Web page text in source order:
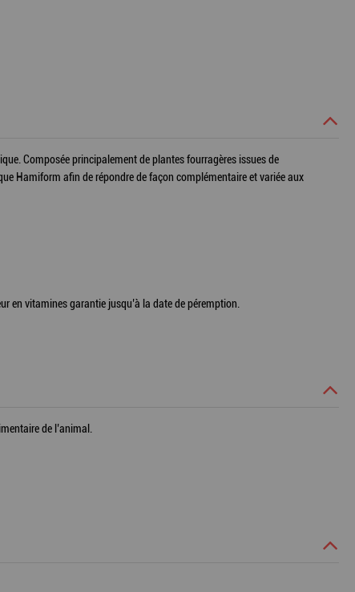
Composée principalement de plantes fourragères issues de
Hamiform afin de répondre de façon complémentaire et variée aux
en vitamines garantie jusqu’à la date de péremption.
de l’animal.